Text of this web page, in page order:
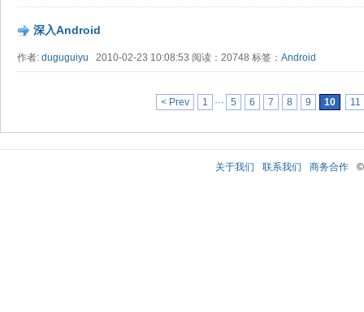
深入Android
作者: duguguiyu 2010-02-23 10:08:53 阅读：20748 标签： Android
< Prev 1 ··· 5 6 7 8 9 10 11
关于我们 联系我们 商务合作